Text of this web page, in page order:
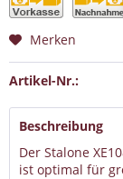
Merken
Artikel-Nr.:
Beschreibung
Der Stalone
ist optimal für